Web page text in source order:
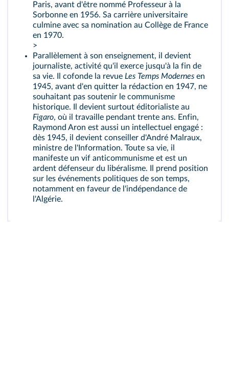
Paris, avant d'être nommé Professeur à la
Sorbonne en 1956. Sa carrière universitaire
culmine avec sa nomination au Collège de France
en 1970.
>
Parallèlement à son enseignement, il devient
journaliste, activité qu'il exerce jusqu'à la fin de
sa vie. Il cofonde la revue Les Temps Modernes en
1945, avant d'en quitter la rédaction en 1947, ne
souhaitant pas soutenir le communisme
historique. Il devient surtout éditorialiste au
Figaro, où il travaille pendant trente ans. Enfin,
Raymond Aron est aussi un intellectuel engagé :
dès 1945, il devient conseiller d'André Malraux,
ministre de l'Information. Toute sa vie, il
manifeste un vif anticommunisme et est un
ardent défenseur du libéralisme. Il prend position
sur les événements politiques de son temps,
notamment en faveur de l'indépendance de
l'Algérie.